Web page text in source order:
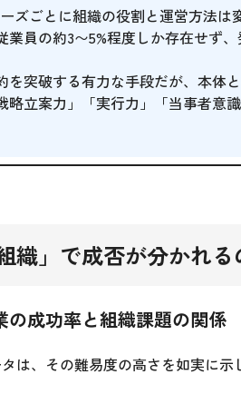
ズごとに組織の役割と運営方法は
業員の約3〜5%程度しか存在せず
を突破する有力な手段だが、本体
略立案力」「実行力」「当事者意
織」で成否が分かれる
の成功率と組織課題の関係
は、その難易度の高さを如実に示